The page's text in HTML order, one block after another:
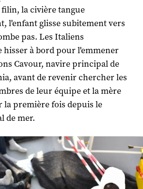
la civière tangue
l'enfant glisse subitement vers
pas. Les Italiens
hisser à bord pour l'emmener
Cavour, navire principal de
avant de revenir chercher les
de leur équipe et la mère
la première fois depuis le
de mer.